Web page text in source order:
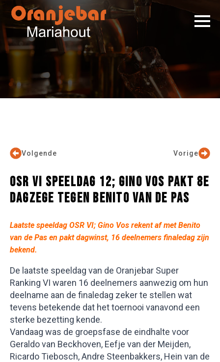
Vorige
Volgende
OSR VI SPEELDAG 12; GINO VOS PAKT 8E
DAGZEGE TEGEN BENITO VAN DE PAS
Laatste speeldag OSR VI; Gino Vos rekent af met Benito
van de Pas en pakt dagwinst, 16 deelnemers finaledag zijn
bekend.
De laatste speeldag van de Oranjebar Super
Ranking VI waren 16 deelnemers aanwezig om hun
deelname aan de finaledag zeker te stellen wat
tevens betekende dat het toernooi vanavond een
sterke bezetting kende.
Vandaag was de groepsfase de eindhalte voor
Geraldo van Beckhoven, Eefje van der Meijden,
Ricardo Tiebosch, Andre Steenbakkers, Hein van de